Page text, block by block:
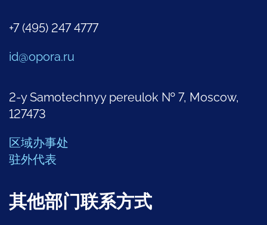
+7 (495) 247 4777
id@opora.ru
2-y Samotechnyy pereulok № 7, Moscow,
127473
区域办事处
驻外代表
其他部门联系方式